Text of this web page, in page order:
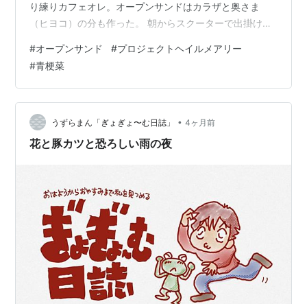
り練りカフェオレ。オープンサンドはカラザと奥さま
（ヒヨコ）の分も作った。 朝からスクーターで出掛ける
用事自体はすぐに済んで帰る。寄り道をしたいところだ
が、近所のTSUTAYAも昨日で閉業してしまった。それに
今日はヒヨコが歯医者なのでクルマで乗せていかねばな
らないから寄り道はできないのだ。 時間になったのでヒ
ヨコを歯医者へ連れて行く。駐車場で待機。その間kindle
で『プロジェクト・ヘイル・メアリ…
#オープンサンド #プロジェクトヘイルメアリー
#青梗菜
うずらまん「ぎょぎょ〜む日誌」 • 4ヶ月前
花と豚カツと恐ろしい雨の夜